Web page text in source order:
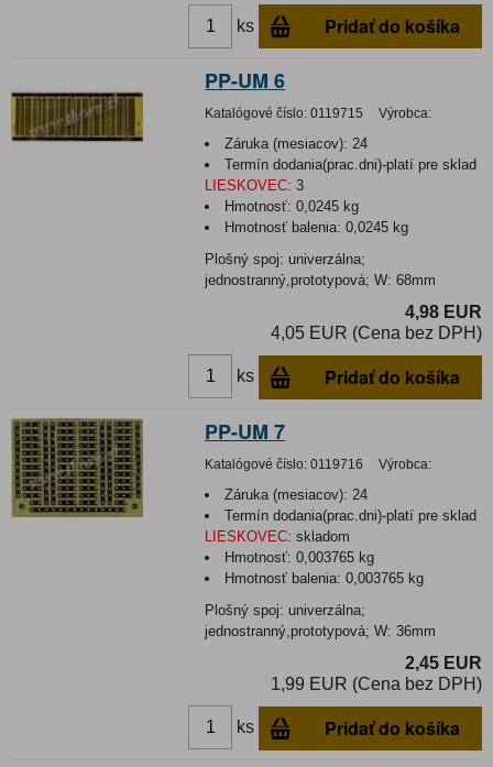
ks Pridať do košíka
PP-UM 6
Katalógové číslo: 0119715 Výrobca:
Záruka (mesiacov): 24
Termín dodania(prac.dni)-platí pre sklad
LIESKOVEC: 3
Hmotnosť:0,0245 kg
Hmotnosť balenia:0,0245 kg
Plošný spoj: univerzálna;
jednostranný,prototypová; W: 68mm
4,98 EUR
4,05 EUR (Cena bez DPH)
ks Pridať do košíka
PP-UM 7
Katalógové číslo: 0119716 Výrobca:
Záruka (mesiacov): 24
Termín dodania(prac.dni)-platí pre sklad
LIESKOVEC: skladom
Hmotnosť:0,003765 kg
Hmotnosť balenia:0,003765 kg
Plošný spoj: univerzálna;
jednostranný,prototypová; W: 36mm
2,45 EUR
1,99 EUR (Cena bez DPH)
ks Pridať do košíka